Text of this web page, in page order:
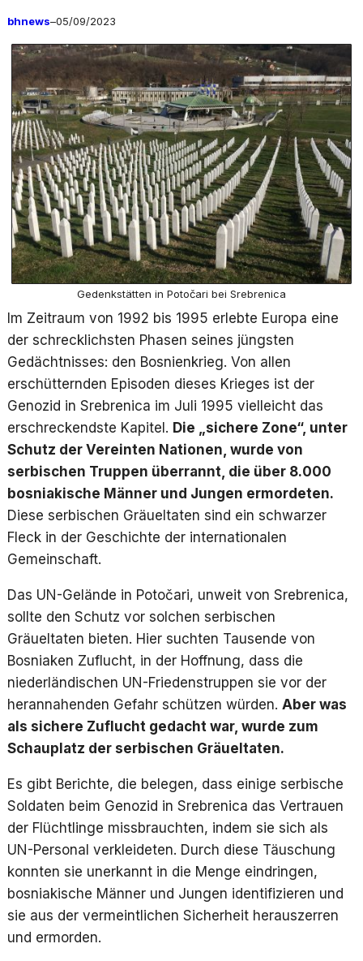
bhnews–05/09/2023
Gedenkstätten in Potočari bei Srebrenica
Im Zeitraum von 1992 bis 1995 erlebte Europa eine
der schrecklichsten Phasen seines jüngsten
Gedächtnisses: den Bosnienkrieg. Von allen
erschütternden Episoden dieses Krieges ist der
Genozid in Srebrenica im Juli 1995 vielleicht das
erschreckendste Kapitel. Die „sichere Zone“, unter
Schutz der Vereinten Nationen, wurde von
serbischen Truppen überrannt, die über 8.000
bosniakische Männer und Jungen ermordeten.
Diese serbischen Gräueltaten sind ein schwarzer
Fleck in der Geschichte der internationalen
Gemeinschaft.
Das UN-Gelände in Potočari, unweit von Srebrenica,
sollte den Schutz vor solchen serbischen
Gräueltaten bieten. Hier suchten Tausende von
Bosniaken Zuflucht, in der Hoffnung, dass die
niederländischen UN-Friedenstruppen sie vor der
herannahenden Gefahr schützen würden. Aber was
als sichere Zuflucht gedacht war, wurde zum
Schauplatz der serbischen Gräueltaten.
Es gibt Berichte, die belegen, dass einige serbische
Soldaten beim Genozid in Srebrenica das Vertrauen
der Flüchtlinge missbrauchten, indem sie sich als
UN-Personal verkleideten. Durch diese Täuschung
konnten sie unerkannt in die Menge eindringen,
bosniakische Männer und Jungen identifizieren und
sie aus der vermeintlichen Sicherheit herauszerren
und ermorden.